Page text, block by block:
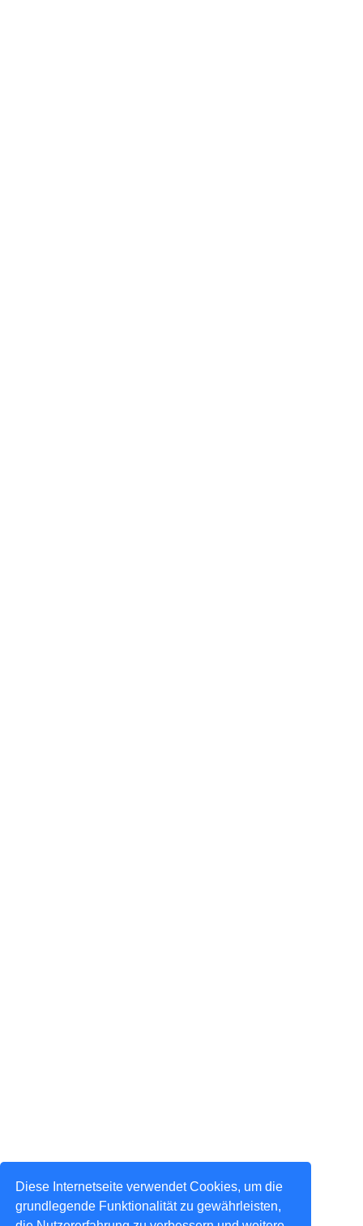
Diese Internetseite verwendet Cookies, um die
grundlegende Funktionalität zu gewährleisten,